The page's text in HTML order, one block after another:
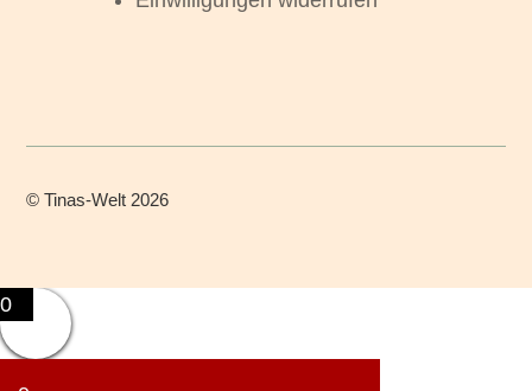
©Tinas-Welt 2026
0